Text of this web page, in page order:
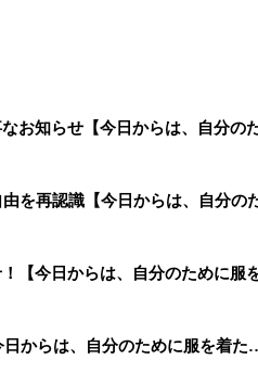
お知らせ【今日からは、自分の
を再認識【今日からは、自分の
【今日からは、自分のために服
からは、自分のために服を着た